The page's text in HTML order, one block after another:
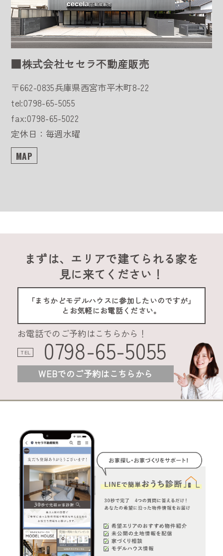
■株式会社セセラ不動産販売
〒662-0835兵庫県西宮市平木町8-22
tel:0798-65-5055
fax:0798-65-5022
定休日：毎週水曜
MAP
まずは、エリアで建てられる家を
見に来てください！
「まちかどモデルハウスに参加したいのですが」
とお気軽にお電話ください。
お電話でのご予約はこちらから！
TEL 0798-65-5055
WEBでのご予約はこちらから